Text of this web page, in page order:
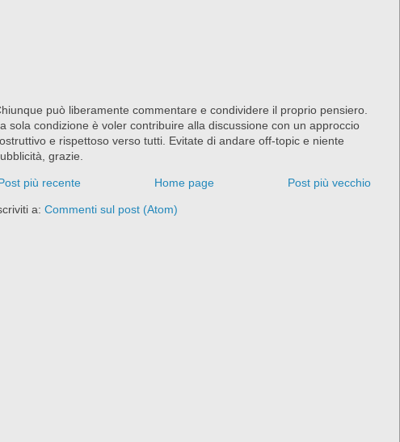
può liberamente commentare e condividere il proprio pensiero.
sola condizione è voler contribuire alla discussione con un approccio
e rispettoso verso tutti. Evitate di andare off-topic e niente
grazie.
più recente Post più vecchio
Home page
a: Commenti sul post (Atom)